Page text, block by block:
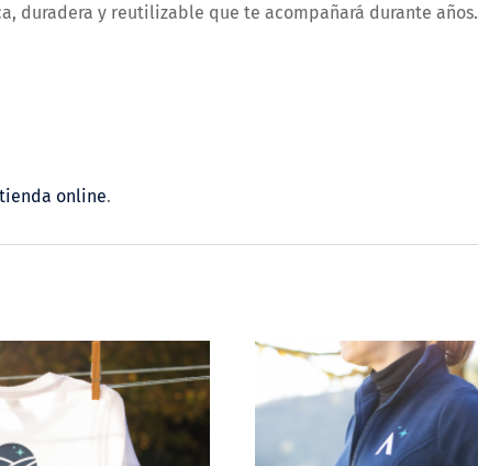
duradera y reutilizable que te acompañará durante años.
tienda online.